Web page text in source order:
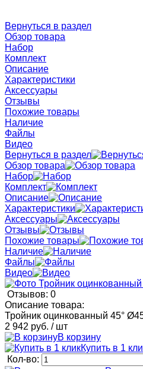
Вернуться в раздел
Обзор товара
Набор
Комплект
Описание
Характеристики
Аксессуары
Отзывы
Похожие товары
Наличие
Файлы
Видео
Вернуться в раздел
Обзор товара
Набор
Комплект
Описание
Характеристики
Аксессуары
Отзывы
Похожие товары
Наличие
Файлы
Видео
Отзывов: 0
Описание товара:
Тройник оцинкованный 45°
2 942 руб. / шт
В корзину
Купить в 1
Кол-во: